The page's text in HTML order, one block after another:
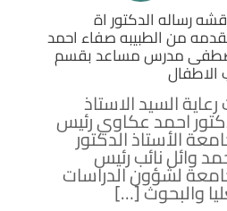
رساله الدكتور اة
من الطبيبه صفاء احمد
مدرس مساعد بقسم
السيد الاستاذ
احمد عكاوي رئيس
الأستاذ الدكتور
وائل نائب رئيس
لشؤون الدراسات
والبحوث […]